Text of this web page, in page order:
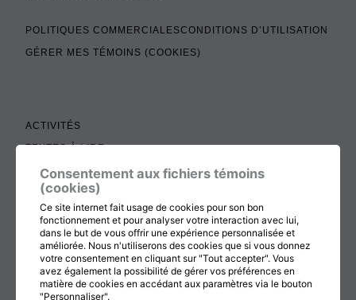
POLITIQUES COMMERCIALESCONDITIONS D’UTILISATION
GÉRER MES TÉMOINS (COOKIES)
ACTIVITÉS
TEXTES À LIRE
ADMINISTRATION
BOUTIQUE
COTISATION, RENOUVELLEMENT ET ÉCHOS
DON
CONTACTEZ-NOUS
Consentement aux fichiers témoins
(cookies)
Ce site internet fait usage de cookies pour son bon
fonctionnement et pour analyser votre interaction avec lui,
dans le but de vous offrir une expérience personnalisée et
améliorée. Nous n'utiliserons des cookies que si vous donnez
votre consentement en cliquant sur "Tout accepter". Vous
avez également la possibilité de gérer vos préférences en
matière de cookies en accédant aux paramètres via le bouton
"Personnaliser".